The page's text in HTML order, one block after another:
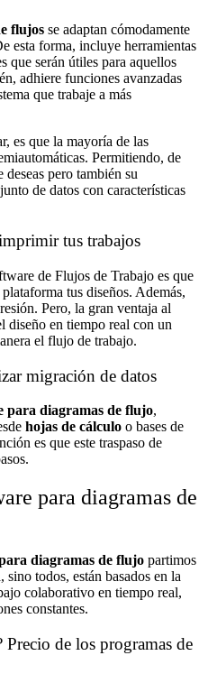
flujos se adaptan cómodamente
esta forma, incluye herramientas
que serán útiles para aquellos
adhiere funciones avanzadas
que trabaje a más
es que la mayoría de las
Permitiendo, de
pero también su
de datos con características
tus trabajos
de Flujos de Trabajo es que
tus diseños. Además,
Pero, la gran ventaja al
diseño en tiempo real con un
el flujo de trabajo.
migración de datos
para diagramas de flujo,
hojas de cálculo o bases de
es que este traspaso de
para diagramas de
diagramas de flujo partimos
todos, están basados en la
colaborativo en tiempo real,
constantes.
Precio de los programas de